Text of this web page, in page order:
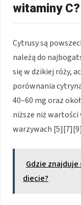
witaminy C?
Cytrusy są
należą do
się w dzikiej róży,
porównania
40–60 mg oraz
niższe niż
warzywach
Gdzie
diecie?